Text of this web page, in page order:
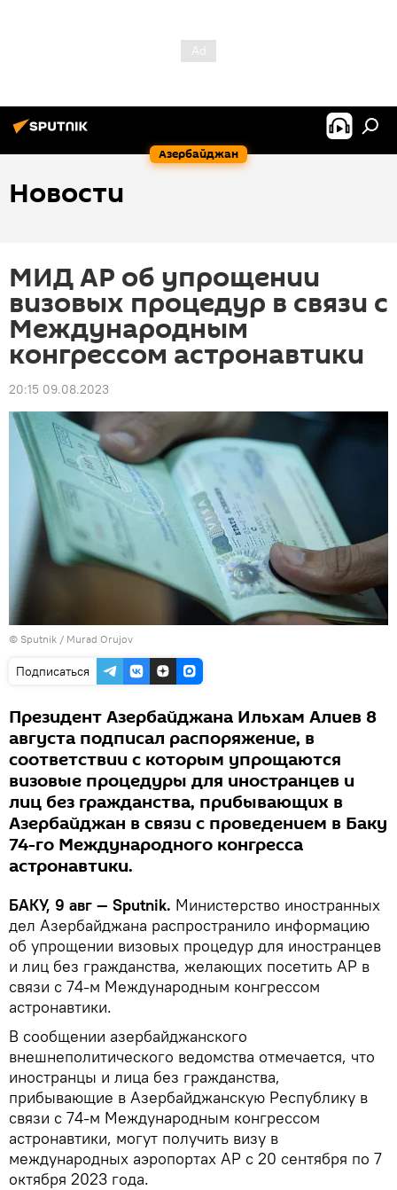
Азербайджан
Новости
МИД АР об упрощении
визовых процедур в связи с
Международным
конгрессом астронавтики
20:15 09.08.2023
© Sputnik / Murad Orujov
Подписаться
Президент Азербайджана Ильхам Алиев 8
августа подписал распоряжение, в
соответствии с которым упрощаются
визовые процедуры для иностранцев и
лиц без гражданства, прибывающих в
Азербайджан в связи с проведением в Баку
74-го Международного конгресса
астронавтики.
БАКУ, 9 авг — Sputnik. Министерство иностранных
дел Азербайджана распространило информацию
об упрощении визовых процедур для иностранцев
и лиц без гражданства, желающих посетить АР в
связи с 74-м Международным конгрессом
астронавтики.
В сообщении азербайджанского
внешнеполитического ведомства отмечается, что
иностранцы и лица без гражданства,
прибывающие в Азербайджанскую Республику в
связи с 74-м Международным конгрессом
астронавтики, могут получить визу в
международных аэропортах АР с 20 сентября по 7
октября 2023 года.